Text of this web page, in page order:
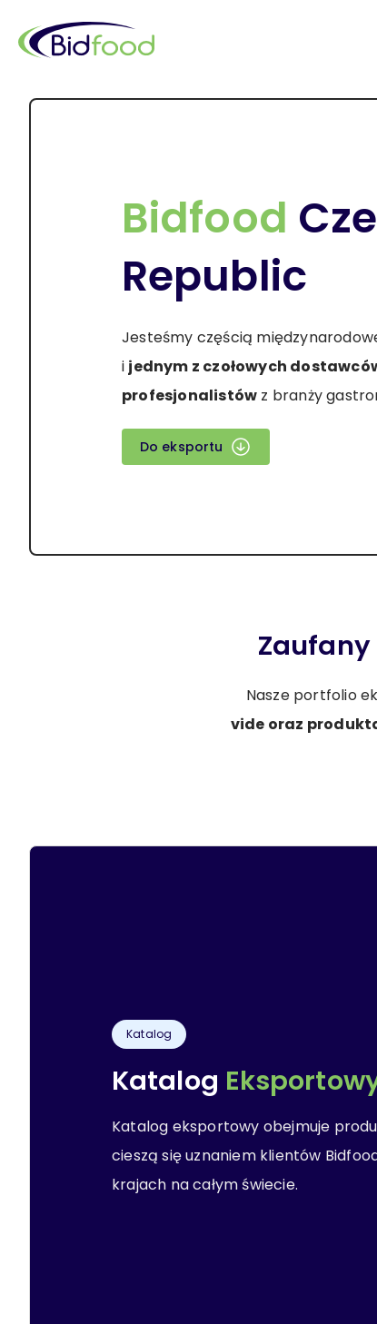
treści
Bidfood
Republic
Jesteśmy częścią
i jednym z czołowych
profesjonalistów z branży
Do eksportu
Zaufany
Nasze portfolio
vide oraz
Katalog
Katalog
Katalog eksportowy obejmuje
cieszą się uznaniem klientów
krajach na całym świecie.